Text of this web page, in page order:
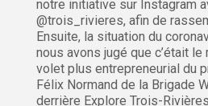
notre initiative sur Instagram
@trois_rivieres, afin de
Ensuite, la situation du
nous avons jugé que c’était le
volet plus entrepreneurial du
Félix Normand de la Brigade
derrière Explore Trois-